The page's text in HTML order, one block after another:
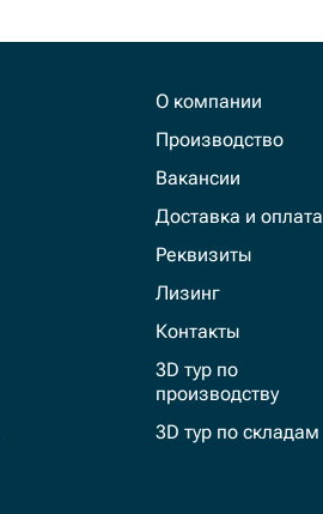
О компании
Производство
Вакансии
Доставка и оплата
Реквизиты
Лизинг
Контакты
3D тур по
производству
3D тур по складам